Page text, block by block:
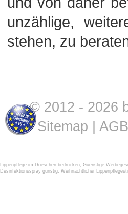
unzählige,
stehen, zu
© 2012 - 2026
Sitemap
AGB
Lippenpflege im Doeschen bedrucken, Guenstige
Desinfektionsspray günstig, Weihnachtlicher